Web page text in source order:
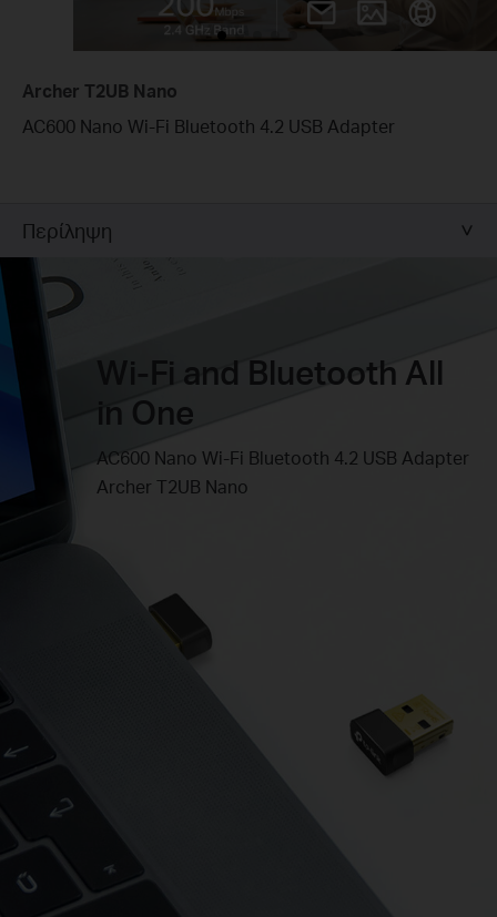
Archer T2UB Nano
AC600 Nano Wi-Fi Bluetooth 4.2 USB Adapter
Περίληψη
Wi-Fi and Bluetooth All
in One
AC600 Nano Wi-Fi Bluetooth 4.2 USB Adapter
Archer T2UB Nano